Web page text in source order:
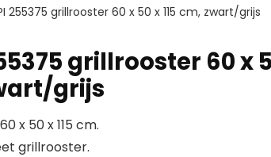
255375 grillrooster 60 x 50 x 115 cm, zwart/grijs
grillrooster 60 x
grijs
x 50 x 115 cm.
grillrooster.